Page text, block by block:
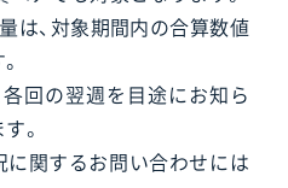
は、対象期間内の合算数値
回の翌週を目途にお知ら
。
に関するお問い合わせには